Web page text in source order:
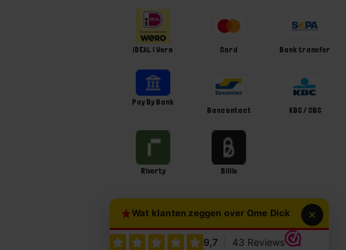
iDEAL | Wero Card Bank transfer
Pay By Bank
Bancontact
KBC / CBC
Riverty Billie
Wat klanten zeggen over Ome Dick